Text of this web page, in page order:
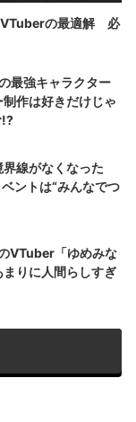
VTuberの最適解 必
最強キャラクター
作は好きだけじゃ
!?
線がなくなった
ントは“みんなでつ
VTuber「ゆめみな
りに人間らしすぎ